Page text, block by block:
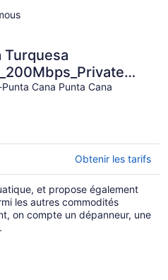
Turquesa
Access_BBQ_Pools
Cana Punta Cana
Obtenir les tarifs
et propose également
les autres commodités
on compte un dépanneur, une